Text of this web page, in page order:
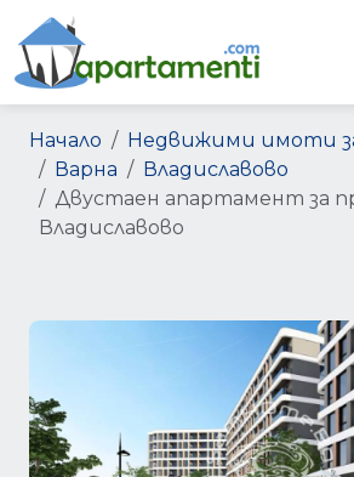
Начало
Недвижими имоти
Варна
Владиславово
Двустаен апартамент за
Владиславово